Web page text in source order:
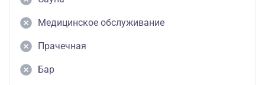
Медицинское обслуживание
Прачечная
Бар